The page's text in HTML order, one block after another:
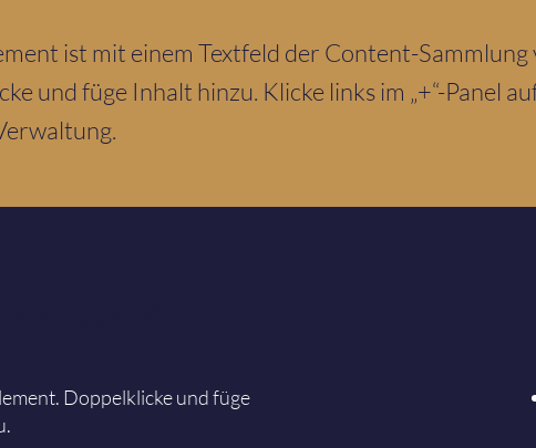
ist mit einem Textfeld der Content-
und füge Inhalt hinzu. Klicke links im „+“-Panel
Doppelklicke und füge